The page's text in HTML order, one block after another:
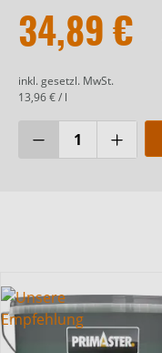
34,89 €
inkl. gesetzl. MwSt.
13,96 € / l